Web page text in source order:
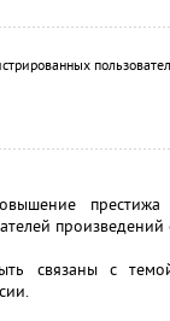
произведений
связаны с